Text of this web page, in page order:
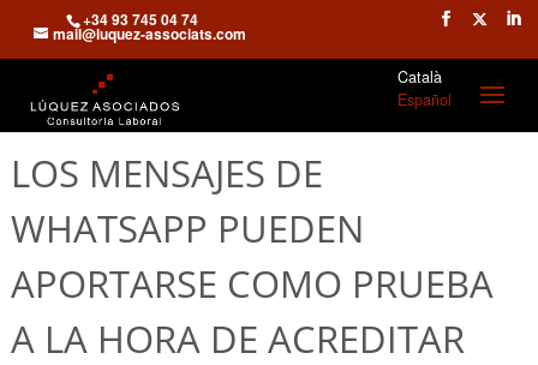
+34 93 745 04 74
mail@luquez-associats.com
Català
Español
LOS MENSAJES DE
WHATSAPP PUEDEN
APORTARSE COMO PRUEBA
A LA HORA DE ACREDITAR